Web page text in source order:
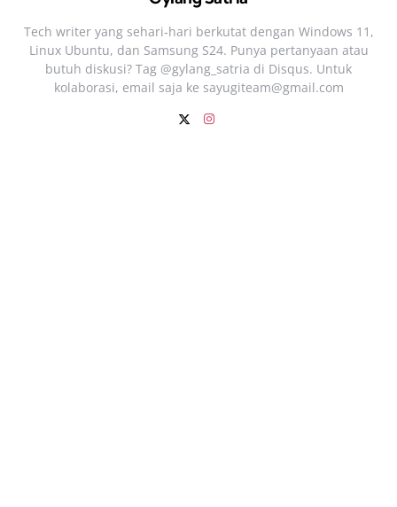
Tech writer yang sehari‑hari berkutat dengan Windows 11,
Linux Ubuntu, dan Samsung S24. Punya pertanyaan atau
butuh diskusi? Tag @gylang_satria di Disqus. Untuk
kolaborasi, email saja ke sayugiteam@gmail.com